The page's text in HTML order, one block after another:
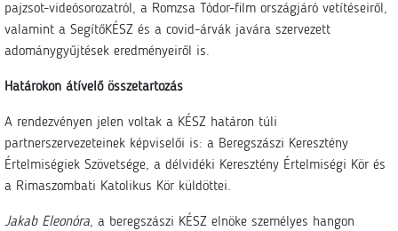
pajzsot-videósorozatról, a Romzsa Tódor-film országjáró vetítéseiről,
valamint a SegítőKÉSZ és a covid-árvák javára szervezett
adománygyűjtések eredményeiről is.
Határokon átívelő összetartozás
A rendezvényen jelen voltak a KÉSZ határon túli
partnerszervezeteinek képviselői is: a Beregszászi Keresztény
Értelmiségiek Szövetsége, a délvidéki Keresztény Értelmiségi Kör és
a Rimaszombati Katolikus Kör küldöttei.
Jakab Eleonóra, a beregszászi KÉSZ elnöke személyes hangon